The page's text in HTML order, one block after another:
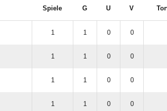
Spiele G U V
1 1 0 0
1 1 0 0
1 1 0 0
1 1 0 0